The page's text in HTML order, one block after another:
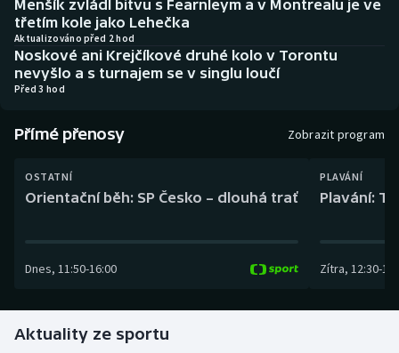
Biatlon
Boby a skeleton
Box
Curling
Golf
Aplikace ČT sport
AZ kvíz
Menšík zvládl bitvu s Fearnleym a v Montrealu je ve
třetím kole jako Lehečka
Aktualizováno před 2 hod
Noskové ani Krejčíkové druhé kolo v Torontu
nevyšlo a s turnajem se v singlu loučí
Před 3 hod
Přímé přenosy Zobrazit program
OSTATNÍ
Orientační běh: SP Česko – dlouhá trať
Dnes, 11:50-16:00
PLAVÁNÍ
Plavání:
Zítra, 12:30-
Aktuality ze sportu